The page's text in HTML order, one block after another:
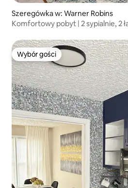
Szeregówka w: Warner Robins
Komfortowy pobyt | 2 sypialnie, 2
Wybór gości
Wybór gości